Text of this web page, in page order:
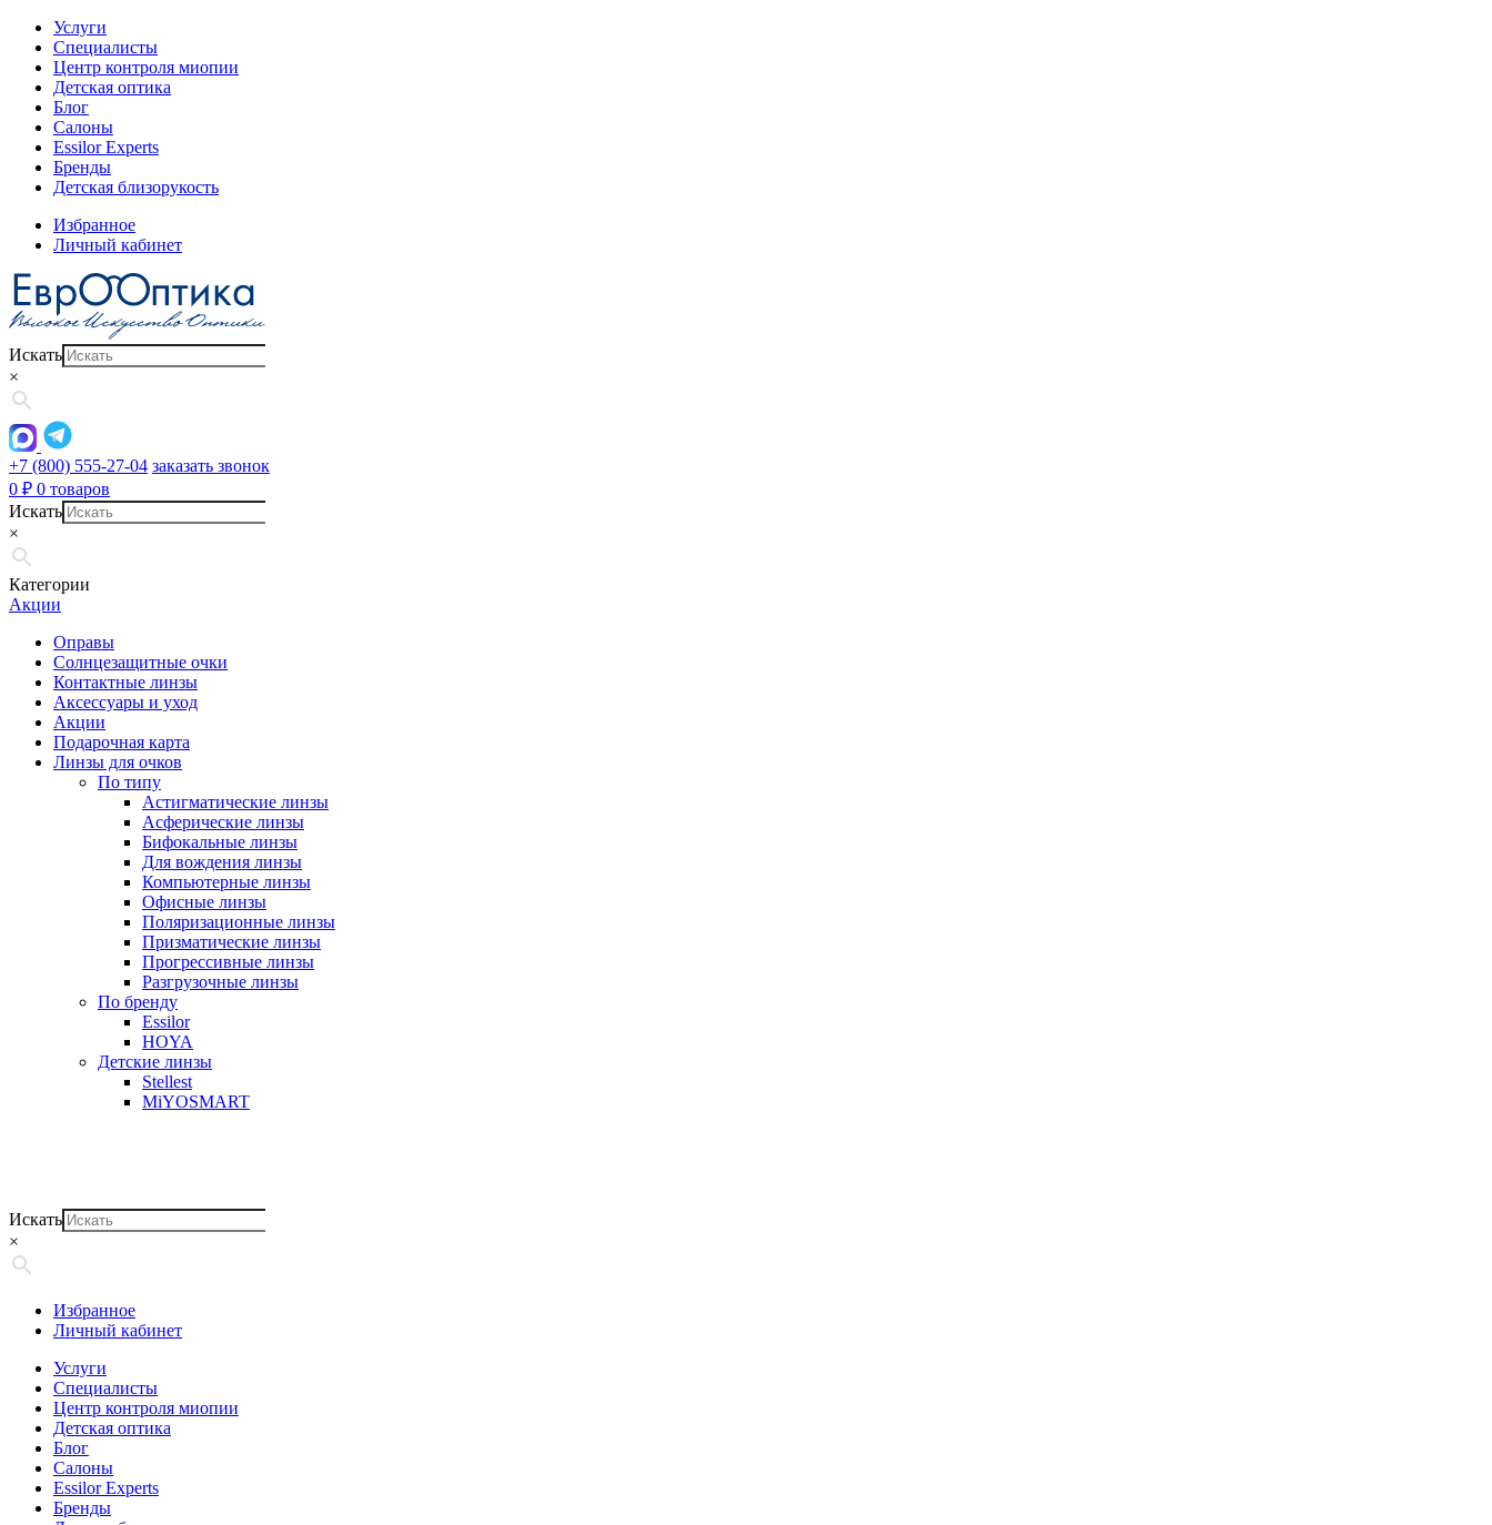
Услуги
Специалисты
Центр контроля миопии
Детская оптика
Блог
Салоны
Essilor Experts
Бренды
Детская близорукость
Избранное
Личный кабинет
Искать
×
+7 (800) 555-27-04 заказать звонок
0 ₽ 0 товаров
Искать
×
Категории
Акции
Оправы
Солнцезащитные очки
Контактные линзы
Аксессуары и уход
Акции
Подарочная карта
Линзы для очков
По типу
Астигматические линзы
Асферические линзы
Бифокальные линзы
Для вождения линзы
Компьютерные линзы
Офисные линзы
Поляризационные линзы
Призматические линзы
Прогрессивные линзы
Разгрузочные линзы
По бренду
Essilor
HOYA
Детские линзы
Stellest
MiYOSMART
Искать
×
Избранное
Личный кабинет
Услуги
Специалисты
Центр контроля миопии
Детская оптика
Блог
Салоны
Essilor Experts
Бренды